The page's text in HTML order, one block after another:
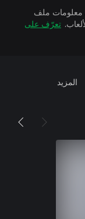
معلومات ملف
تعرّف على
المزيد